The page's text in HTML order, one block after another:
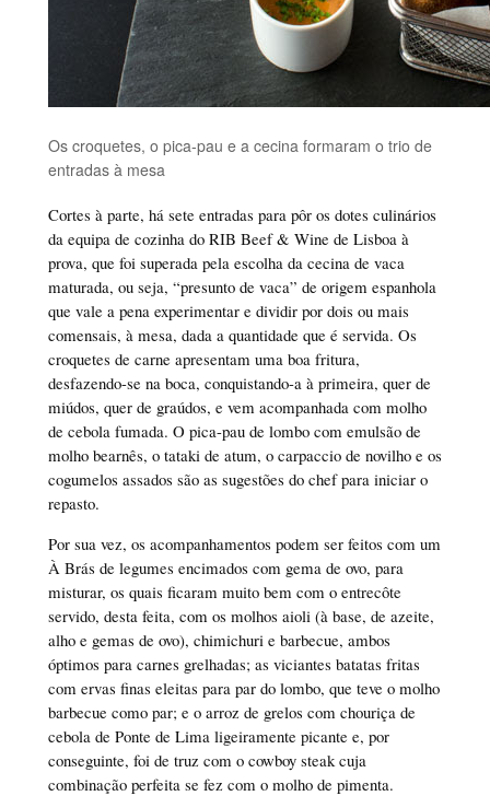
Os croquetes, o pica-pau e a cecina formaram o trio de
entradas à mesa
Cortes à parte, há sete entradas para pôr os dotes culinários
da equipa de cozinha do RIB Beef & Wine de Lisboa à
prova, que foi superada pela escolha da cecina de vaca
maturada, ou seja, “presunto de vaca” de origem espanhola
que vale a pena experimentar e dividir por dois ou mais
comensais, à mesa, dada a quantidade que é servida. Os
croquetes de carne apresentam uma boa fritura,
desfazendo-se na boca, conquistando-a à primeira, quer de
miúdos, quer de graúdos, e vem acompanhada com molho
de cebola fumada. O pica-pau de lombo com emulsão de
molho bearnês, o tataki de atum, o carpaccio de novilho e os
cogumelos assados são as sugestões do chef para iniciar o
repasto.
Por sua vez, os acompanhamentos podem ser feitos com um
À Brás de legumes encimados com gema de ovo, para
misturar, os quais ficaram muito bem com o entrecôte
servido, desta feita, com os molhos aioli (à base, de azeite,
alho e gemas de ovo), chimichuri e barbecue, ambos
óptimos para carnes grelhadas; as viciantes batatas fritas
com ervas finas eleitas para par do lombo, que teve o molho
barbecue como par; e o arroz de grelos com chouriça de
cebola de Ponte de Lima ligeiramente picante e, por
conseguinte, foi de truz com o cowboy steak cuja
combinação perfeita se fez com o molho de pimenta.